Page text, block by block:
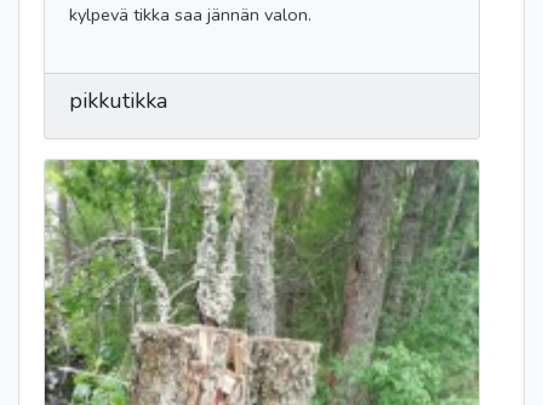
kylpevä tikka saa jännän valon.
pikkutikka